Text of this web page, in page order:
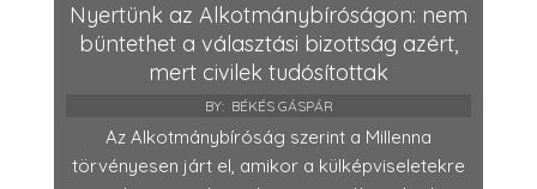
Nyertünk az Alkotmánybíróságon: nem
büntethet a választási bizottság azért,
mert civilek tudósítottak
BY: BÉKÉS GÁSPÁR
Az Alkotmánybíróság szerint a Millenna
törvényesen járt el, amikor a külképviseletekre